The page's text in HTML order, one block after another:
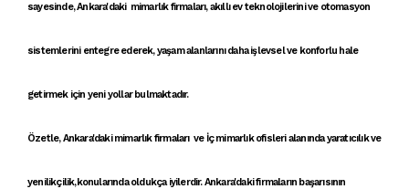
sayesinde,Ankara'daki mimarlık firmaları,akıllı ev teknolojilerini veotomasyon
sistemlerini entegre ederek, yaşam alanlarını daha işlevsel ve konforlu hale
getirmek için yeni yollar bulmaktadır.
Özetle,Ankara'daki mimarlık firmaları ve İç mimarlık ofislerialanındayaratıcılık ve
yenilikçilik,konularında oldukça iyilerdir. Ankara'daki firmaların başarısının